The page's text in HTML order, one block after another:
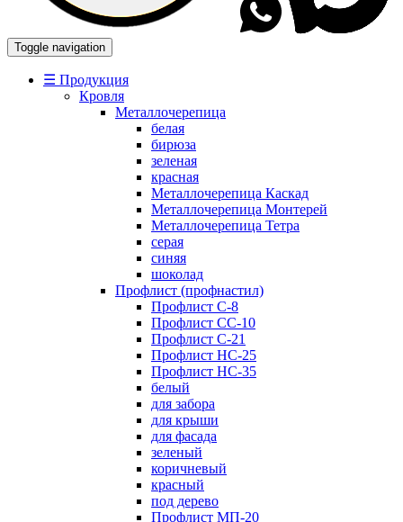
Toggle navigation
☰ Продукция
Кровля
Металлочерепица
белая
бирюза
зеленая
красная
Металлочерепица Каскад
Металлочерепица Монтерей
Металлочерепица Тетра
серая
синяя
шоколад
Профлист (профнастил)
Профлист С-8
Профлист СС-10
Профлист C-21
Профлист НС-25
Профлист НС-35
белый
для забора
для крыши
для фасада
зеленый
коричневый
красный
под дерево
Профлист МП-20